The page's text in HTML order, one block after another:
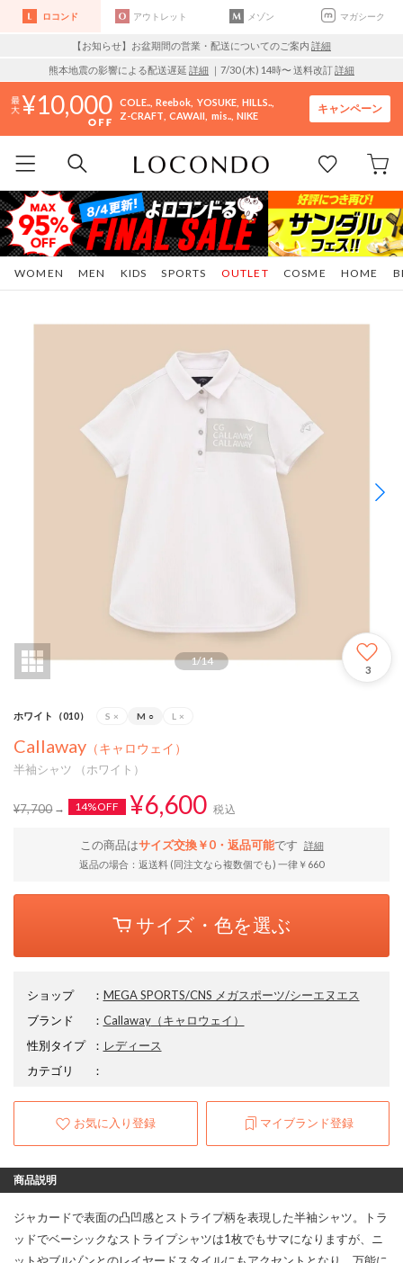
ロコンド アウトレット メゾン マガシーク
【お知らせ】お盆期間の営業・配送についてのご案内 詳細
熊本地震の影響による配送遅延 詳細 ｜7/30 (木) 14時〜 送料改訂詳細
10,000 COLE.. Reebok YOSUKE HILLS..
Z-CRAFT CAWAII mis.. NIKE
キャンペーン
WOMEN MEN KIDS SPORTS COSME HOME
OUTLET
1/14
3
ホワイト（010） S × M ○ L ×
Callaway （キャロウェイ）
半袖シャツ （ホワイト）
¥7,700 14%OFF ¥6,600 税込
この商品はサイズ交換￥0・返品可能です
詳細
返品の場合：返送料 (同注文なら複数個でも) 一律￥660
サイズ・色を選ぶ
ショップ ： MEGA SPORTS/CNS メガスポーツ/シーエヌエス
ブランド
： Callaway（キャロウェイ）
性別タイプ
： レディース
カテゴリ
：
お気に入り登録 マイブランド登録
商品説明
ジャカードで表面の凸凹感とストライプ柄を表現した半袖シャツ。トラ
ッドでベーシックなストライプシャツは1枚でもサマになりますが、ニ
ットやブルゾンとのレイヤードスタイルにもアクセントとなり、万能に